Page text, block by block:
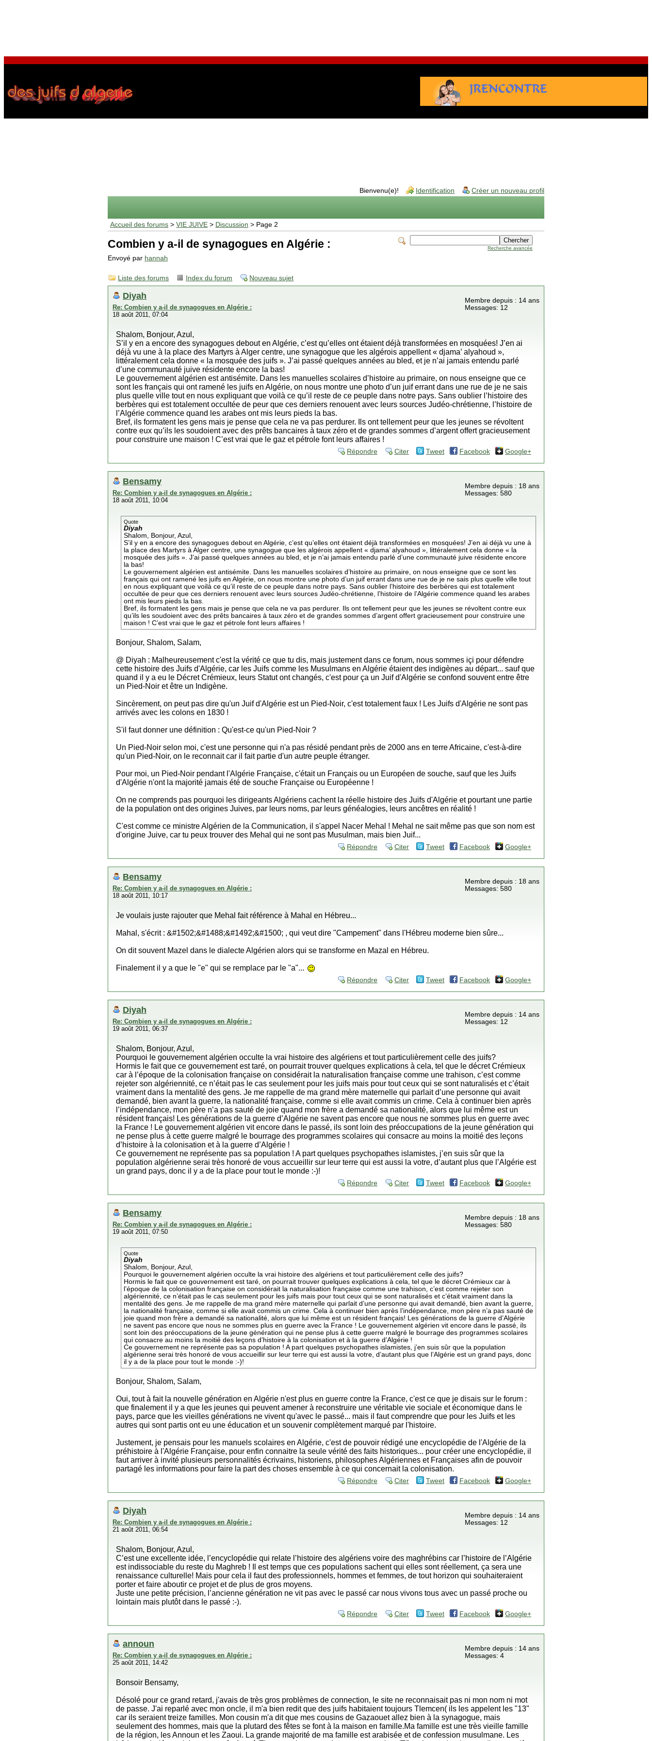
Bienvenu(e)! Identification Créer un nouveau profil
Accueil des forums > VIE JUIVE > Discussion > Page 2
Recherche avancée
Combien y a-il de synagogues en Algérie :
Envoyé par hannah
Liste des forums Index du forum Nouveau sujet
Diyah
Re: Combien y a-il de synagogues en Algérie :
18 août 2011, 07:04
Membre depuis : 14 ans
Messages: 12
Shalom, Bonjour, Azul,
S’il y en a encore des synagogues debout en Algérie, c’est qu’elles ont étaient déjà transformées en mosquées! J’en ai
déjà vu une à la place des Martyrs à Alger centre, une synagogue que les algérois appellent « djama’ alyahoud »,
littéralement cela donne « la mosquée des juifs ». J’ai passé quelques années au bled, et je n’ai jamais entendu parlé
d’une communauté juive résidente encore la bas!
Le gouvernement algérien est antisémite. Dans les manuelles scolaires d’histoire au primaire, on nous enseigne que ce
sont les français qui ont ramené les juifs en Algérie, on nous montre une photo d’un juif errant dans une rue de je ne sais
plus quelle ville tout en nous expliquant que voilà ce qu’il reste de ce peuple dans notre pays. Sans oublier l’histoire des
berbères qui est totalement occultée de peur que ces derniers renouent avec leurs sources Judéo-chrétienne, l’histoire de
l’Algérie commence quand les arabes ont mis leurs pieds la bas.
Bref, ils formatent les gens mais je pense que cela ne va pas perdurer. Ils ont tellement peur que les jeunes se révoltent
contre eux qu’ils les soudoient avec des prêts bancaires à taux zéro et de grandes sommes d’argent offert gracieusement
pour construire une maison ! C’est vrai que le gaz et pétrole font leurs affaires !
Répondre Citer Tweet Facebook Google+
Bensamy
Re: Combien y a-il de synagogues en Algérie :
18 août 2011, 10:04
Membre depuis : 18 ans
Messages: 580
Quote
Diyah
Shalom, Bonjour, Azul,
S’il y en a encore des synagogues debout en Algérie, c’est qu’elles ont étaient déjà transformées en mosquées! J’en ai déjà vu une à
la place des Martyrs à Alger centre, une synagogue que les algérois appellent « djama’ alyahoud », littéralement cela donne « la
mosquée des juifs ». J’ai passé quelques années au bled, et je n’ai jamais entendu parlé d’une communauté juive résidente encore
la bas!
Le gouvernement algérien est antisémite. Dans les manuelles scolaires d’histoire au primaire, on nous enseigne que ce sont les
français qui ont ramené les juifs en Algérie, on nous montre une photo d’un juif errant dans une rue de je ne sais plus quelle ville tout
en nous expliquant que voilà ce qu’il reste de ce peuple dans notre pays. Sans oublier l’histoire des berbères qui est totalement
occultée de peur que ces derniers renouent avec leurs sources Judéo-chrétienne, l’histoire de l’Algérie commence quand les arabes
ont mis leurs pieds la bas.
Bref, ils formatent les gens mais je pense que cela ne va pas perdurer. Ils ont tellement peur que les jeunes se révoltent contre eux
qu’ils les soudoient avec des prêts bancaires à taux zéro et de grandes sommes d’argent offert gracieusement pour construire une
maison ! C’est vrai que le gaz et pétrole font leurs affaires !
Bonjour, Shalom, Salam,
@ Diyah : Malheureusement c'est la vérité ce que tu dis, mais justement dans ce forum, nous sommes içi pour défendre
cette histoire des Juifs d'Algérie, car les Juifs comme les Musulmans en Algérie étaient des indigènes au départ... sauf que
quand il y a eu le Décret Crémieux, leurs Statut ont changés, c'est pour ça un Juif d'Algérie se confond souvent entre être
un Pied-Noir et être un Indigène.
Sincèrement, on peut pas dire qu'un Juif d'Algérie est un Pied-Noir, c'est totalement faux ! Les Juifs d'Algérie ne sont pas
arrivés avec les colons en 1830 !
S'il faut donner une définition : Qu'est-ce qu'un Pied-Noir ?
Un Pied-Noir selon moi, c'est une personne qui n'a pas résidé pendant près de 2000 ans en terre Africaine, c'est-à-dire
qu'un Pied-Noir, on le reconnait car il fait partie d'un autre peuple étranger.
Pour moi, un Pied-Noir pendant l'Algérie Française, c'était un Français ou un Européen de souche, sauf que les Juifs
d'Algérie n'ont la majorité jamais été de souche Française ou Européenne !
On ne comprends pas pourquoi les dirigeants Algériens cachent la réelle histoire des Juifs d'Algérie et pourtant une partie
de la population ont des origines Juives, par leurs noms, par leurs généalogies, leurs ancêtres en réalité !
C'est comme ce ministre Algérien de la Communication, il s'appel Nacer Mehal ! Mehal ne sait même pas que son nom est
d'origine Juive, car tu peux trouver des Mehal qui ne sont pas Musulman, mais bien Juif...
Répondre Citer Tweet Facebook Google+
Bensamy
Re: Combien y a-il de synagogues en Algérie :
18 août 2011, 10:17
Membre depuis : 18 ans
Messages: 580
Je voulais juste rajouter que Mehal fait référence à Mahal en Hébreu...
Mahal, s'écrit : &#1502;&#1488;&#1492;&#1500; , qui veut dire "Campement" dans l'Hébreu moderne bien sûre...
On dit souvent Mazel dans le dialecte Algérien alors qui se transforme en Mazal en Hébreu.
Finalement il y a que le "e" qui se remplace par le "a"...
Répondre Citer Tweet Facebook Google+
Diyah
Re: Combien y a-il de synagogues en Algérie :
19 août 2011, 06:37
Membre depuis : 14 ans
Messages: 12
Shalom, Bonjour, Azul,
Pourquoi le gouvernement algérien occulte la vrai histoire des algériens et tout particulièrement celle des juifs?
Hormis le fait que ce gouvernement est taré, on pourrait trouver quelques explications à cela, tel que le décret Crémieux
car à l’époque de la colonisation française on considérait la naturalisation française comme une trahison, c’est comme
rejeter son algériennité, ce n’était pas le cas seulement pour les juifs mais pour tout ceux qui se sont naturalisés et c’était
vraiment dans la mentalité des gens. Je me rappelle de ma grand mère maternelle qui parlait d’une personne qui avait
demandé, bien avant la guerre, la nationalité française, comme si elle avait commis un crime. Cela à continuer bien après
l’indépendance, mon père n’a pas sauté de joie quand mon frère a demandé sa nationalité, alors que lui même est un
résident français! Les générations de la guerre d’Algérie ne savent pas encore que nous ne sommes plus en guerre avec
la France ! Le gouvernement algérien vit encore dans le passé, ils sont loin des préoccupations de la jeune génération qui
ne pense plus à cette guerre malgré le bourrage des programmes scolaires qui consacre au moins la moitié des leçons
d’histoire à la colonisation et à la guerre d’Algérie !
Ce gouvernement ne représente pas sa population ! A part quelques psychopathes islamistes, j’en suis sûr que la
population algérienne serai très honoré de vous accueillir sur leur terre qui est aussi la votre, d’autant plus que l’Algérie est
un grand pays, donc il y a de la place pour tout le monde :-)!
Répondre Citer Tweet Facebook Google+
Bensamy
Re: Combien y a-il de synagogues en Algérie :
19 août 2011, 07:50
Membre depuis : 18 ans
Messages: 580
Quote
Diyah
Shalom, Bonjour, Azul,
Pourquoi le gouvernement algérien occulte la vrai histoire des algériens et tout particulièrement celle des juifs?
Hormis le fait que ce gouvernement est taré, on pourrait trouver quelques explications à cela, tel que le décret Crémieux car à
l’époque de la colonisation française on considérait la naturalisation française comme une trahison, c’est comme rejeter son
algériennité, ce n’était pas le cas seulement pour les juifs mais pour tout ceux qui se sont naturalisés et c’était vraiment dans la
mentalité des gens. Je me rappelle de ma grand mère maternelle qui parlait d’une personne qui avait demandé, bien avant la guerre,
la nationalité française, comme si elle avait commis un crime. Cela à continuer bien après l’indépendance, mon père n’a pas sauté de
joie quand mon frère a demandé sa nationalité, alors que lui même est un résident français! Les générations de la guerre d’Algérie
ne savent pas encore que nous ne sommes plus en guerre avec la France ! Le gouvernement algérien vit encore dans le passé, ils
sont loin des préoccupations de la jeune génération qui ne pense plus à cette guerre malgré le bourrage des programmes scolaires
qui consacre au moins la moitié des leçons d’histoire à la colonisation et à la guerre d’Algérie !
Ce gouvernement ne représente pas sa population ! A part quelques psychopathes islamistes, j’en suis sûr que la population
algérienne serai très honoré de vous accueillir sur leur terre qui est aussi la votre, d’autant plus que l’Algérie est un grand pays, donc
il y a de la place pour tout le monde :-)!
Bonjour, Shalom, Salam,
Oui, tout à fait la nouvelle génération en Algérie n'est plus en guerre contre la France, c'est ce que je disais sur le forum :
que finalement il y a que les jeunes qui peuvent amener à reconstruire une véritable vie sociale et économique dans le
pays, parce que les vieilles générations ne vivent qu'avec le passé... mais il faut comprendre que pour les Juifs et les
autres qui sont partis ont eu une éducation et un souvenir complètement marqué par l'histoire.
Justement, je pensais pour les manuels scolaires en Algérie, c'est de pouvoir rédigé une encyclopédie de l'Algérie de la
préhistoire à l'Algérie Française, pour enfin connaitre la seule vérité des faits historiques... pour créer une encyclopédie, il
faut arriver à invité plusieurs personnalités écrivains, historiens, philosophes Algériennes et Françaises afin de pouvoir
partagé les informations pour faire la part des choses ensemble à ce qui concernait la colonisation.
Répondre Citer Tweet Facebook Google+
Diyah
Re: Combien y a-il de synagogues en Algérie :
21 août 2011, 06:54
Membre depuis : 14 ans
Messages: 12
Shalom, Bonjour, Azul,
C’est une excellente idée, l’encyclopédie qui relate l’histoire des algériens voire des maghrébins car l’histoire de l’Algérie
est indissociable du reste du Maghreb ! Il est temps que ces populations sachent qui elles sont réellement, ça sera une
renaissance culturelle! Mais pour cela il faut des professionnels, hommes et femmes, de tout horizon qui souhaiteraient
porter et faire aboutir ce projet et de plus de gros moyens.
Juste une petite précision, l’ancienne génération ne vit pas avec le passé car nous vivons tous avec un passé proche ou
lointain mais plutôt dans le passé :-).
Répondre Citer Tweet Facebook Google+
announ
Re: Combien y a-il de synagogues en Algérie :
25 août 2011, 14:42
Membre depuis : 14 ans
Messages: 4
Bonsoir Bensamy,
Désolé pour ce grand retard, j'avais de très gros problèmes de connection, le site ne reconnaisait pas ni mon nom ni mot
de passe. J'ai reparlé avec mon oncle, il m'a bien redit que des juifs habitaient toujours Tlemcen( ils les appelent les "13"
car ils seraient treize familles. Mon cousin m'a dit que mes cousins de Gazaouet allez bien à la synagogue, mais
seulement des hommes, mais que la plutard des fêtes se font à la maison en famille.Ma famille est une très vieille famille
de la région, les Announ et les Zaoui. La grande majorité de ma famille est arabisée et de confession musulmane. Les